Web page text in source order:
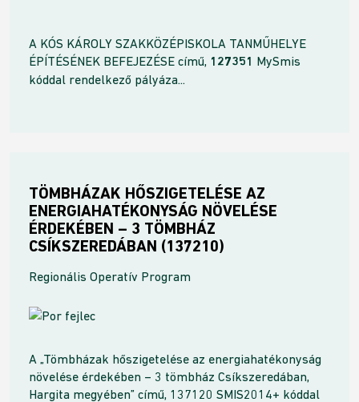
A KÓS KÁROLY SZAKKÖZÉPISKOLA TANMŰHELYE
ÉPÍTÉSÉNEK BEFEJEZÉSE című, 127351 MySmis
kóddal rendelkező pályáza...
TÖMBHÁZAK HŐSZIGETELÉSE AZ
ENERGIAHATÉKONYSÁG NÖVELÉSE
ÉRDEKÉBEN – 3 TÖMBHÁZ
CSÍKSZEREDÁBAN (137210)
Regionális Operatív Program
A „Tömbházak hőszigetelése az energiahatékonyság
növelése érdekében – 3 tömbház Csíkszeredában,
Hargita megyében” című, 137120 SMIS2014+ kóddal